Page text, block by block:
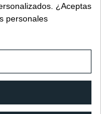
¿Aceptas
personales